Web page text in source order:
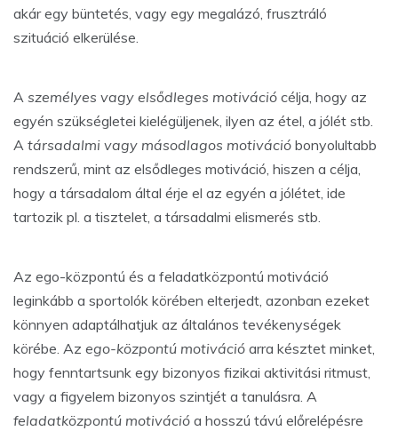
akár egy büntetés, vagy egy megalázó, frusztráló
szituáció elkerülése.
A személyes vagy elsődleges motiváció célja, hogy az
egyén szükségletei kielégüljenek, ilyen az étel, a jólét stb.
A társadalmi vagy másodlagos motiváció bonyolultabb
rendszerű, mint az elsődleges motiváció, hiszen a célja,
hogy a társadalom által érje el az egyén a jólétet, ide
tartozik pl. a tisztelet, a társadalmi elismerés stb.
Az ego-központú és a feladatközpontú motiváció
leginkább a sportolók körében elterjedt, azonban ezeket
könnyen adaptálhatjuk az általános tevékenységek
körébe. Az ego-központú motiváció arra késztet minket,
hogy fenntartsunk egy bizonyos fizikai aktivitási ritmust,
vagy a figyelem bizonyos szintjét a tanulásra. A
feladatközpontú motiváció a hosszú távú előrelépésre